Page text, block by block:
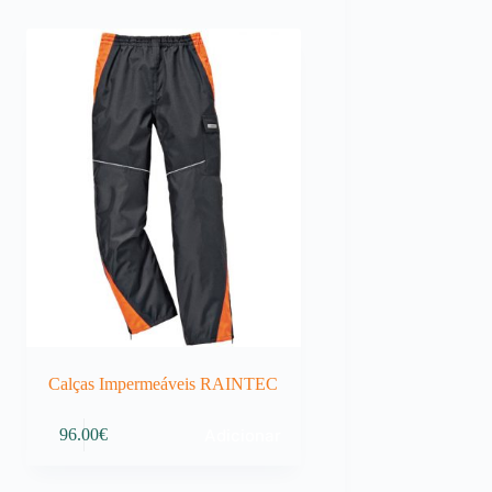
Calças Impermeáveis RAINTEC
96.00€